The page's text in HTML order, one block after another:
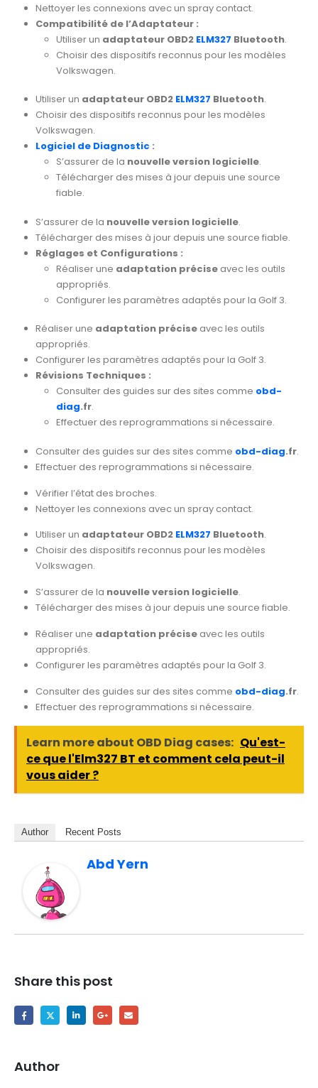
Nettoyer les connexions avec un spray contact.
Compatibilité de l’Adaptateur :
Utiliser un adaptateur OBD2 ELM327 Bluetooth.
Choisir des dispositifs reconnus pour les modèles
Volkswagen.
Utiliser un adaptateur OBD2 ELM327 Bluetooth.
Choisir des dispositifs reconnus pour les modèles
Volkswagen.
Logiciel de Diagnostic :
S’assurer de la nouvelle version logicielle.
Télécharger des mises à jour depuis une source
fiable.
S’assurer de la nouvelle version logicielle.
Télécharger des mises à jour depuis une source fiable.
Réglages et Configurations :
Réaliser une adaptation précise avec les outils
appropriés.
Configurer les paramètres adaptés pour la Golf 3.
Réaliser une adaptation préciseavec les outils
appropriés.
Configurer les paramètres adaptés pour la Golf 3.
Révisions Techniques :
Consulter des guides sur des sites comme obd-
diag.fr.
Effectuer des reprogrammations si nécessaire.
Consulter des guides sur des sites comme obd-diag.fr.
Effectuer des reprogrammations si nécessaire.
Vérifier l’état des broches.
Nettoyer les connexions avec un spray contact.
Utiliser un adaptateur OBD2 ELM327 Bluetooth.
Choisir des dispositifs reconnus pour les modèles
Volkswagen.
S’assurer de la nouvelle version logicielle.
Télécharger des mises à jour depuis une source fiable.
Réaliser une adaptation préciseavec les outils
appropriés.
Configurer les paramètres adaptés pour la Golf 3.
Consulter des guides sur des sites comme obd-diag.fr.
Effectuer des reprogrammations si nécessaire.
Learn more about OBD Diag cases: Qu'est-
ce que l'Elm327 BT et comment cela peut-il
vous aider ?
Author Recent Posts
Abd Yern
Share this post
Author